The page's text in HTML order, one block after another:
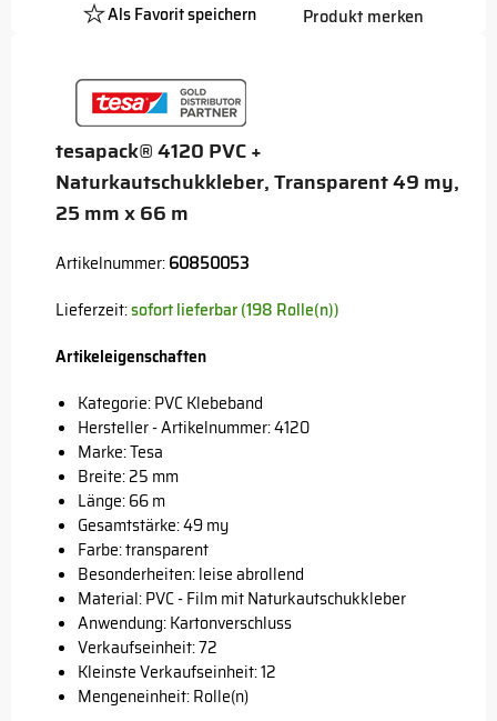
tesapack® 4120 PVC +
Naturkautschukkleber, Transparent 49 my,
25 mm x 66 m
Artikelnummer:60850053
Lieferzeit:sofort lieferbar (198 Rolle(n))
Artikeleigenschaften
Kategorie: PVC Klebeband
Hersteller - Artikelnummer: 4120
Marke:Tesa
Breite: 25 mm
Länge: 66 m
Gesamtstärke: 49 my
Farbe: transparent
Besonderheiten: leise abrollend
Material: PVC - Film mit Naturkautschukkleber
Anwendung: Kartonverschluss
Verkaufseinheit: 72
Kleinste Verkaufseinheit: 12
Mengeneinheit: Rolle(n)
Als Favorit speichern
Platzhalter
Produkt merken